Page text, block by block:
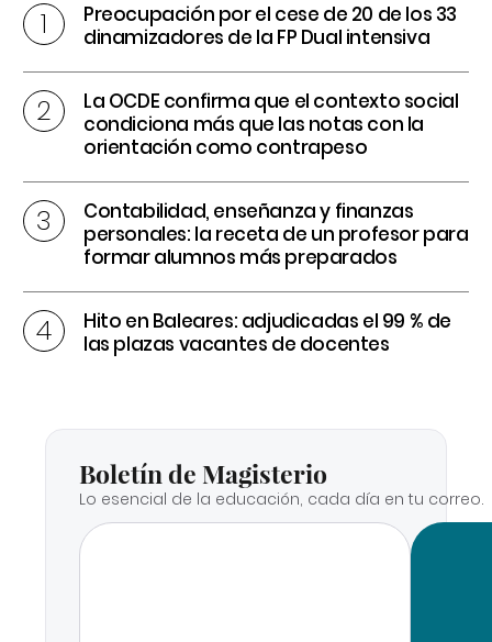
Preocupación por el cese de 20 de los 33
dinamizadores de la FP Dual intensiva
La OCDE confirma que el contexto social
condiciona más que las notas con la
orientación como contrapeso
Contabilidad, enseñanza y finanzas
personales: la receta de un profesor para
formar alumnos más preparados
Hito en Baleares: adjudicadas el 99 % de
las plazas vacantes de docentes
Boletín de Magisterio
Lo esencial de la educación, cada día en tu correo.